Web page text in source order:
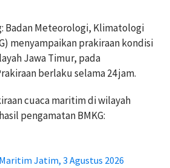
Badan Meteorologi, Klimatologi
menyampaikan prakiraan kondisi
Jawa Timur, pada
berlaku selama 24 jam.
cuaca maritim di wilayah
pengamatan BMKG:
Jatim, 3 Agustus 2026